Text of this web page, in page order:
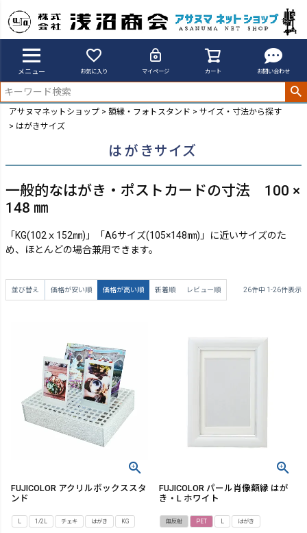
メニュー お気に入り マイページ カート お問い合わせ
アサヌマネットショップ 額縁・フォトスタンド
サイズ・寸法から探す
はがきサイズ
はがきサイズ
一般的なはがき・ポストカードの寸法 100 ×
148 ㎜
「KG(102ｘ152㎜)」「A6サイズ(105×148㎜)」に近いサイズのた
め、ほとんどの場合兼用できます。
並び替え 価格が安い順 価格が高い順 新着順 レビュー順 26件中 1 -26件表示
FUJICOLOR アクリルボックススタ
ンド
L 1/2L チェキ はがき KG
FUJICOLOR パール肖像額縁 はが
き・L ホワイト
無反射 PET L はがき